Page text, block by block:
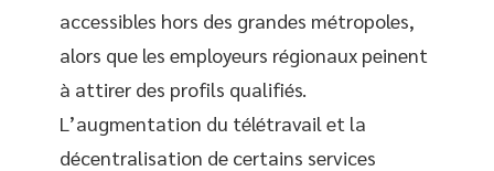
accessibles hors des grandes métropoles,
alors que les employeurs régionaux peinent
à attirer des profils qualifiés.
L’augmentation du télétravail et la
décentralisation de certains services